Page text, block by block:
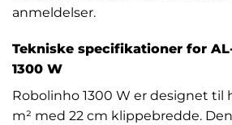
anmeldelser.
Tekniske specifikationer for
1300 W
Robolinho 1300 W er designet til
m² med 22 cm klippebredde.